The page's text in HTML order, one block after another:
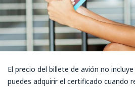
El precio del billete de avión no
puedes adquirir el certificado cuando